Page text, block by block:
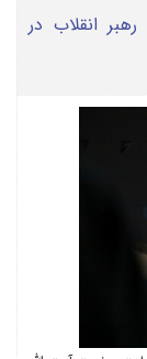
انقلاب در